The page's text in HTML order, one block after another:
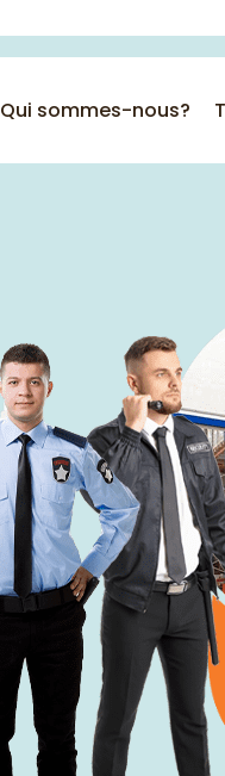
?
à
Qui sommes-nous?